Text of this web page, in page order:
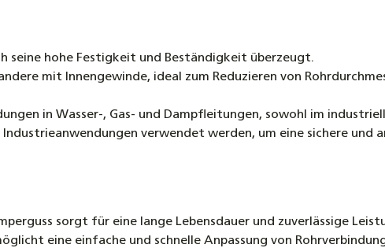
seine hohe Festigkeit und Beständigkeit überzeugt.
mit Innengewinde, ideal zum Reduzieren von
in Wasser-, Gas- und Dampfleitungen, sowohl im
Industrieanwendungen verwendet werden, um eine sichere und
sorgt für eine lange Lebensdauer und zuverlässige
eine einfache und schnelle Anpassung von